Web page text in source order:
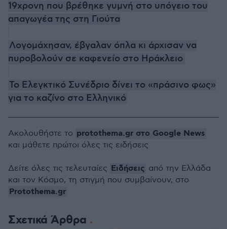
19χρονη που βρέθηκε γυμνή στο υπόγειο του
απαγωγέα της στη Γιούτα
Λογομάχησαν, έβγαλαν όπλα κι άρχισαν να
πυροβολούν σε καφενείο στο Ηράκλειο
Το Ελεγκτικό Συνέδριο δίνει το «πράσινο φως»
για το καζίνο στο Ελληνικό
Σχετικά Άρθρα
Ακολουθήστε το protothema.gr στο Google News
και μάθετε πρώτοι όλες τις ειδήσεις
Δείτε όλες τις τελευταίες Ειδήσεις από την Ελλάδα
και τον Κόσμο, τη στιγμή που συμβαίνουν, στο
Protothema.gr